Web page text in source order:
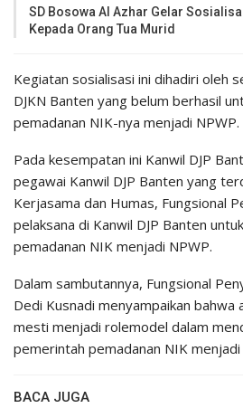
SD Bosowa Al Azhar Gelar
Kepada Orang Tua Murid
Kegiatan sosialisasi ini dihadiri oleh
DJKN Banten yang belum berhasil
pemadanan NIK-nya menjadi NPWP.
Pada kesempatan ini Kanwil DJP
pegawai Kanwil DJP Banten yang
Kerjasama dan Humas, Fungsional
pelaksana di Kanwil DJP Banten
pemadanan NIK menjadi NPWP.
Dalam sambutannya, Fungsional
Dedi Kusnadi menyampaikan
mesti menjadi rolemodel dalam
pemerintah pemadanan NIK menjadi
BACA JUGA